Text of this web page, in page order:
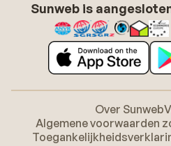
Sunweb is
Over Sunweb
Algemene voorwaarden